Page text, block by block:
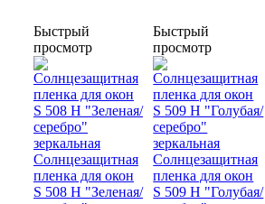
Быстрый
просмотр
Солнцезащитная
пленка для окон
S 508 H "Зеленая/
Быстрый
просмотр
Солнцезащитная
пленка для окон
S 509 H "Голубая/